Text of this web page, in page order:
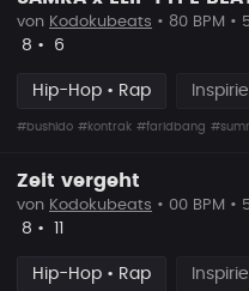
von Kodokubeats • 80 BPM •
Likes
8 • Vorgeschlagen
6
Hip-Hop • Rap
#bushido #kontrak #faridbang
Zeit vergeht
von Kodokubeats • 00 BPM •
Likes
8 • Vorgeschlagen
Hip-Hop • Rap